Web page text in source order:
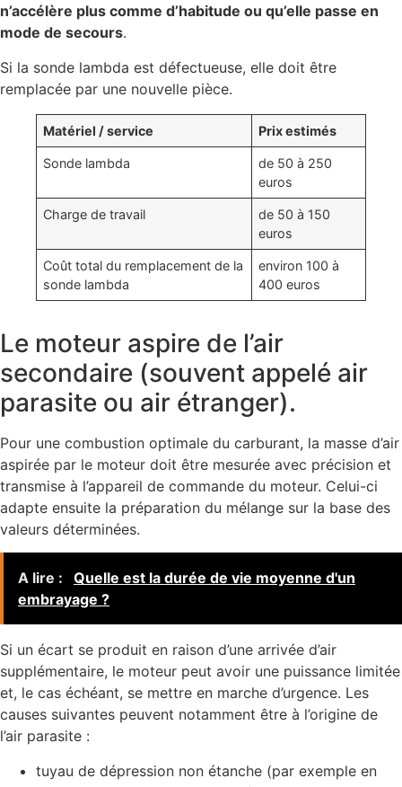
n’accélère plus comme d’habitude ou qu’elle passe en
mode de secours.
Si la sonde lambda est défectueuse, elle doit être
remplacée par une nouvelle pièce.
Matériel / service Prix estimés
Sonde lambda
de 50 à 250
euros
Charge de travail
de 50 à 150
euros
Coût total du remplacement de la
sonde lambda
environ 100 à
400 euros
Le moteur aspire de l’air
secondaire (souvent appelé air
parasite ou air étranger).
Pour une combustion optimale du carburant, la masse d’air
aspirée par le moteur doit être mesurée avec précision et
transmise à l’appareil de commande du moteur. Celui-ci
adapte ensuite la préparation du mélange sur la base des
valeurs déterminées.
A lire :
Quelle est la durée de vie moyenne d'un
embrayage ?
Si un écart se produit en raison d’une arrivée d’air
supplémentaire, le moteur peut avoir une puissance limitée
et, le cas échéant, se mettre en marche d’urgence. Les
causes suivantes peuvent notamment être à l’origine de
l’air parasite :
tuyau de dépression non étanche (par exemple en